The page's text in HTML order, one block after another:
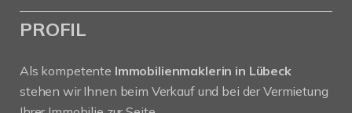
PROFIL
Als kompetente Immobilienmaklerin in Lübeck
stehen wir Ihnen beim Verkauf und bei der Vermietung